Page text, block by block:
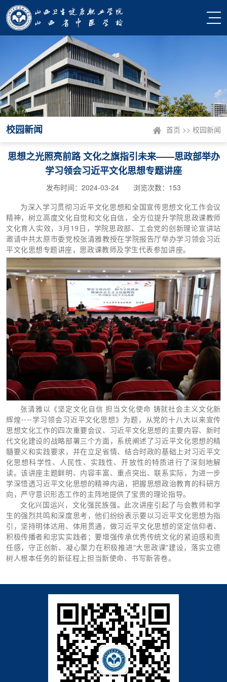
校园新闻 首页 >> 校园新闻
思想之光照亮前路 文化之旗指引未来——思政部举办
学习领会习近平文化思想专题讲座
发布时间：2024-03-24 浏览次数： 153
为深入学习贯彻习近平文化思想和全国宣传思想文化工作会议
精神，树立高度文化自觉和文化自信，全方位提升学院思政课教师
文化育人实效，3月19日，学院思政部、工会党的创新理论宣讲站
邀请中共太原市委党校张清雅教授在学院报告厅举办学习领会习近
平文化思想专题讲座，思政课教师及学生代表参加讲座。
张清雅以《坚定文化自信 担当文化使命 铸就社会主义文化新
辉煌----学习领会习近平文化思想》为题，从党的十八大以来宣传
思想文化工作的四次重要会议、习近平文化思想的主要内容、新时
代文化建设的战略部署三个方面，系统阐述了习近平文化思想的精
髓要义和实践要求，并在立足省情、结合时政的基础上对习近平文
化思想科学性、人民性、实践性、开放性的特质进行了深刻地解
读。该讲座主题鲜明、内容丰富、重点突出、联系实际，为进一步
学深悟透习近平文化思想的精神内涵，把握思想政治教育的科研方
向，严守意识形态工作的主阵地提供了宝贵的理论指导。
文化兴国运兴，文化强民族强。此次讲座引起了与会教师和学
生的强烈共鸣和深度思考，他们纷纷表示要以习近平文化思想为指
引，坚持明体达用、体用贯通，做习近平文化思想的坚定信仰者、
积极传播者和忠实实践者；要增强传承优秀传统文化的紧迫感和责
任感，守正创新、凝心聚力在积极推进“大思政课”建设，落实立德
树人根本任务的新征程上担当新使命、书写新答卷。